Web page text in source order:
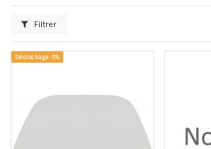
Filtrer
Déstockage -5%